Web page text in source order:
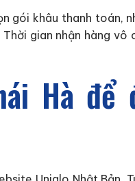
gói khâu thanh toán,
gian nhận hàng
Hà để